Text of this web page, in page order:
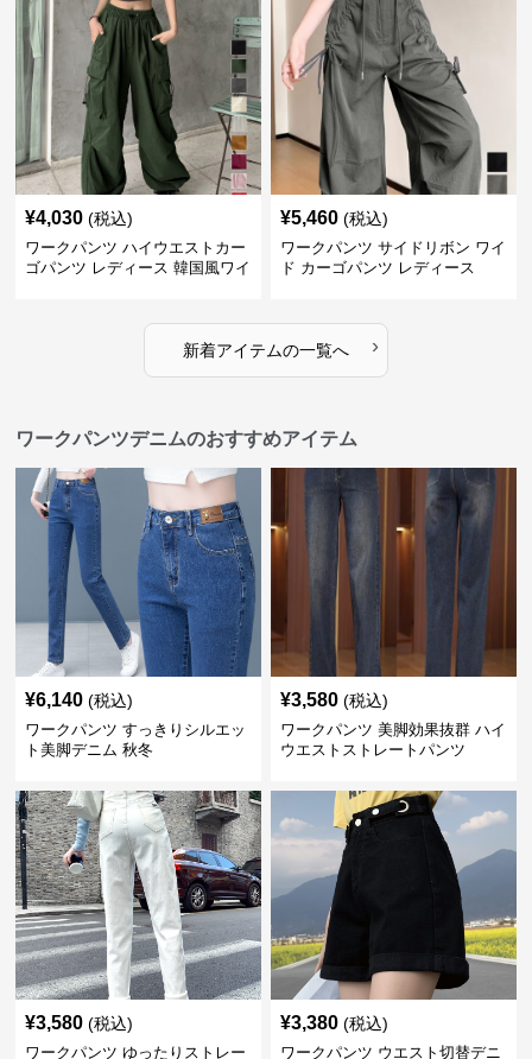
¥4,030 (税込)
ワークパンツ ハイウエストカー
ゴパンツ レディース 韓国風ワイ
¥5,460 (税込)
ワークパンツ サイドリボン ワイ
ド カーゴパンツ レディース
新着アイテムの一覧へ ›
ワークパンツデニムのおすすめアイテム
¥6,140 (税込)
ワークパンツ すっきりシルエッ
ト美脚デニム 秋冬
¥3,580 (税込)
ワークパンツ 美脚効果抜群 ハイ
ウエストストレートパンツ
¥3,580 (税込)
ワークパンツ ゆったりストレー
¥3,380 (税込)
ワークパンツ ウエスト切替デニ